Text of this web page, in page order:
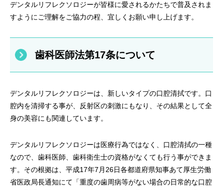
デンタルリフレクソロジーが皆様に愛されるかたちで普及されま
すようにご理解をご協力の程、宜しくお願い申し上げます。
歯科医師法第17条について
デンタルリフレクソロジーは、新しいタイプの口腔清拭です。口
腔内を清掃する事が、反射区の刺激にもなり、その結果として全
身の美容にも関連しています。
デンタルリフレクソロジーは医療行為ではなく、口腔清拭の一種
なので、歯科医師、歯科衛生士の資格がなくても行う事ができま
す。その根拠は、平成17年7月26日各都道府県知事あて厚生労働
省医政局長通知にて「重度の歯周病等がない場合の日常的な口腔